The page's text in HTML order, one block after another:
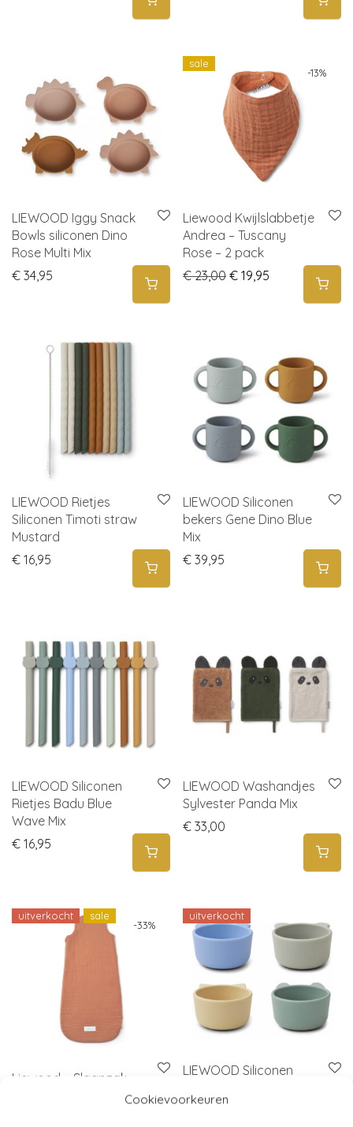
Cookievoorkeuren
LIEWOOD Iggy Snack
Bowls siliconen Dino
Rose Multi Mix
€ 34,95
-13%
sale
Liewood Kwijlslabbetje
Andrea – Tuscany
Rose – 2 pack
€23,00 Original price was: €
€ 19,95 Current price
LIEWOOD Rietjes
Siliconen Timoti straw
Mustard
€ 16,95
LIEWOOD Siliconen
bekers Gene Dino Blue
Mix
€ 39,95
LIEWOOD Siliconen
Rietjes Badu Blue
Wave Mix
€ 16,95
LIEWOOD Washandjes
Sylvester Panda Mix
€ 33,00
-33%
uitverkocht sale
Liewood – Slaapzak
Flora – Tuscany Rose
uitverkocht
LIEWOOD Siliconen
pack Peppermint multi